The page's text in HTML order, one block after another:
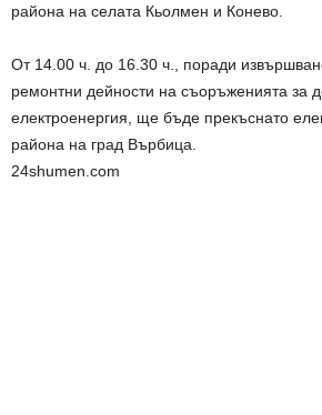
района на селата Кьолмен и Конево.
От 14.00 ч. до 16.30 ч., поради
ремонтни дейности на съоръженията за
електроенергия, ще бъде прекъснато
района на град Върбица.
24shumen.com